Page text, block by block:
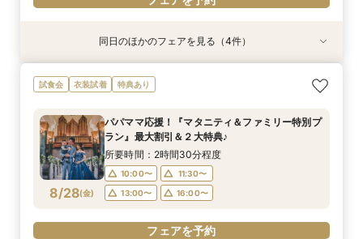
衣装試着 特典あり
8/24(月)
【ドレス重視オススメ◎】人気ドレス２５万円
OFF*来館特典×無料試食付
10:00〜
11:30〜
13:00〜
16:00〜
フェアを予約
特典あり
8/24(月)
【少人数婚応援】来館でヘアコスメ＆1万円ギフ
トGET！特典・試食フェア
10:00〜
11:30〜
13:00〜
16:00〜
フェアを予約
衣装試着 特典あり
8/24(月)
卒花オススメ◎英国伝統の大聖堂チャペル*最大
150万円割引×来館特典ギフト券１万円
10:00〜
11:30〜
13:00〜
16:00〜
フェアを予約
衣装試着 特典あり
8/24(月)
【ペット婚人気NO.1】愛犬と誓うリングドッグ演
出×豪華試食フェア*最大15大特典付き
10:00〜
11:30〜
13:00〜
16:00〜
フェアを予約
同日のほかのフェアを見る（4件）
試食会 衣装試着 特典あり
8/28(金)
パパママ応援！『マタニティ＆ファミリー特別プ
ラン』最大割引＆２大特典♪
所要時間：2時間30分程度
10:00〜
11:30〜
13:00〜
16:00〜
フェアを予約